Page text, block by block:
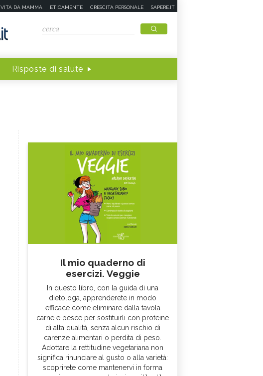
VITA DA MAMMA ETICAMENTE CRESCITA PERSONALE SAPERE.IT
Risposte di salute
Il mio quaderno di
esercizi. Veggie
In questo libro, con la guida di una
dietologa, apprenderete in modo
efficace come eliminare dalla tavola
carne e pesce per sostituirli con proteine
di alta qualità, senza alcun rischio di
carenze alimentari o perdita di peso.
Adottare la rettitudine vegetariana non
significa rinunciare al gusto o alla varietà:
scoprirete come mantenervi in forma